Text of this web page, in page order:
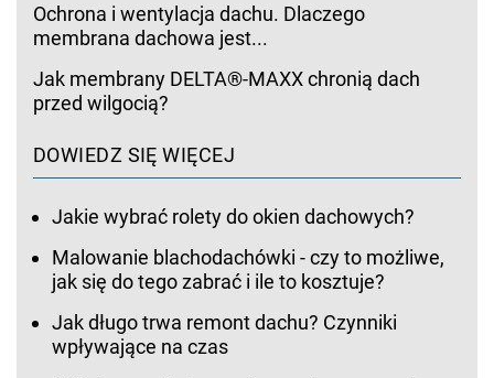
Ochrona i wentylacja dachu. Dlaczego
membrana dachowa jest...
Jak membrany DELTA®-MAXX chronią dach
przed wilgocią?
DOWIEDZ SIĘ WIĘCEJ
Jakie wybrać rolety do okien dachowych?
Malowanie blachodachówki - czy to możliwe,
jak się do tego zabrać i ile to kosztuje?
Jak długo trwa remont dachu? Czynniki
wpływające na czas